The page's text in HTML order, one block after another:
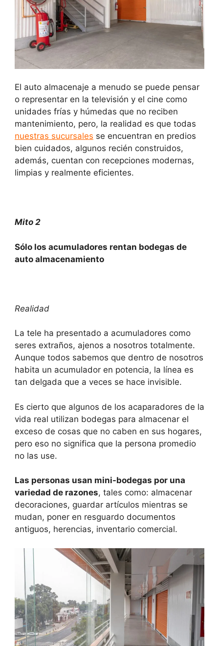
El auto almacenaje a menudo se puede pensar
o representar en la televisión y el cine como
unidades frías y húmedas que no reciben
mantenimiento, pero, la realidad es que todas
nuestras sucursales se encuentran en predios
bien cuidados, algunos recién construidos,
además, cuentan con recepciones modernas,
limpias y realmente eficientes.
Mito 2
Sólo los acumuladores rentan bodegas de
auto almacenamiento
Realidad
La tele ha presentado a acumuladores como
seres extraños, ajenos a nosotros totalmente.
Aunque todos sabemos que dentro de nosotros
habita un acumulador en potencia, la línea es
tan delgada que a veces se hace invisible.
Es cierto que algunos de los acaparadores de la
vida real utilizan bodegas para almacenar el
exceso de cosas que no caben en sus hogares,
pero eso no significa que la persona promedio
no las use.
Las personas usan mini-bodegas por una
variedad de razones, tales como: almacenar
decoraciones, guardar artículos mientras se
mudan, poner en resguardo documentos
antiguos, herencias, inventario comercial.